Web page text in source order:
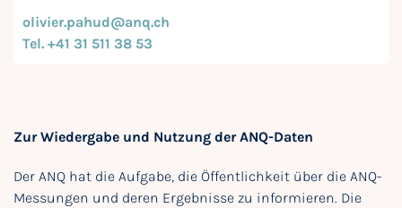
olivier.pahud@anq.ch
Tel. +41 31 511 38 53
Zur Wiedergabe und Nutzung der ANQ-Daten
Der ANQ hat die Aufgabe, die Öffentlichkeit über die ANQ-
Messungen und deren Ergebnisse zu informieren. Die